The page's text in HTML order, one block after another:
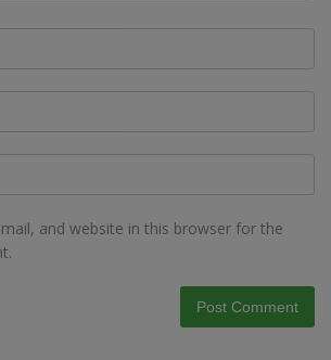
and website in this browser for the